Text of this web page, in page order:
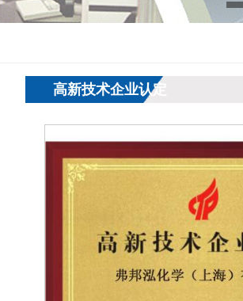
高新技术企业认定